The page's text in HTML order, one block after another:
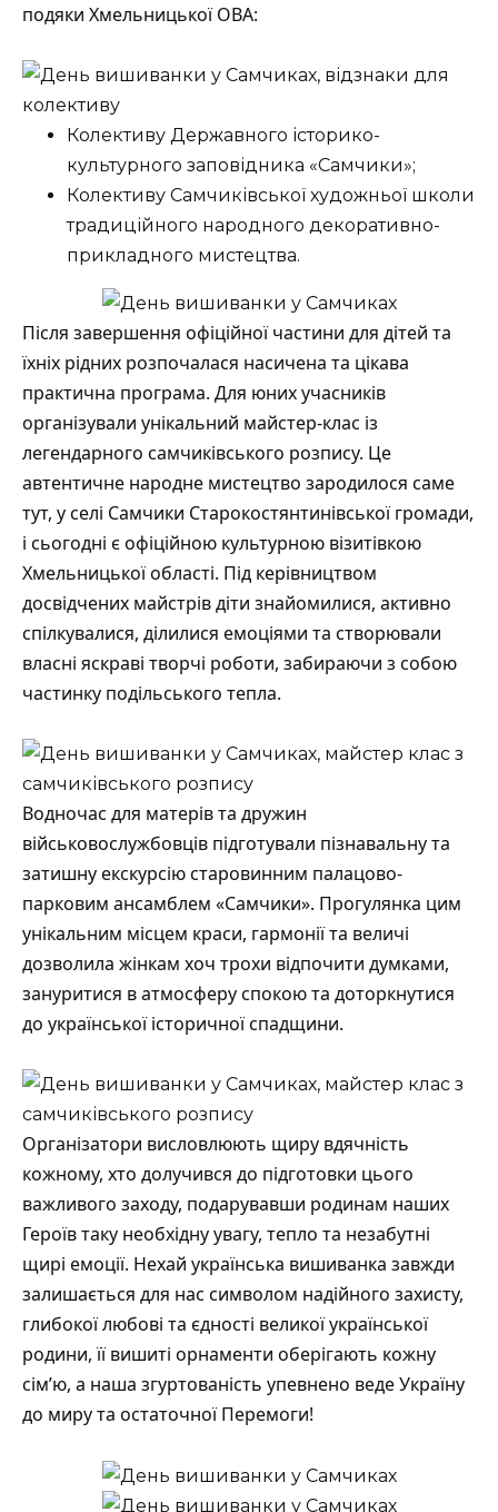
подяки Хмельницької ОВА:
Колективу Державного історико-
культурного заповідника «Самчики»;
Колективу Самчиківської художньої школи
традиційного народного декоративно-
прикладного мистецтва.
Після завершення офіційної частини для дітей та
їхніх рідних розпочалася насичена та цікава
практична програма. Для юних учасників
організували унікальний майстер-клас із
легендарного самчиківського розпису. Це
автентичне народне мистецтво зародилося саме
тут, у селі Самчики Старокостянтинівської громади,
і сьогодні є офіційною культурною візитівкою
Хмельницької області. Під керівництвом
досвідчених майстрів діти знайомилися, активно
спілкувалися, ділилися емоціями та створювали
власні яскраві творчі роботи, забираючи з собою
частинку подільського тепла.
Водночас для матерів та дружин
військовослужбовців підготували пізнавальну та
затишну екскурсію старовинним палацово-
парковим ансамблем «Самчики». Прогулянка цим
унікальним місцем краси, гармонії та величі
дозволила жінкам хоч трохи відпочити думками,
зануритися в атмосферу спокою та доторкнутися
до української історичної спадщини.
Організатори висловлюють щиру вдячність
кожному, хто долучився до підготовки цього
важливого заходу, подарувавши родинам наших
Героїв таку необхідну увагу, тепло та незабутні
щирі емоції. Нехай українська вишиванка завжди
залишається для нас символом надійного захисту,
глибокої любові та єдності великої української
родини, її вишиті орнаменти оберігають кожну
сім’ю, а наша згуртованість упевнено веде Україну
до миру та остаточної Перемоги!